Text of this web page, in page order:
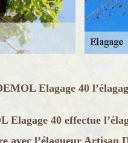
Elagage 40
40 effectue
avec l’élagueur Artisan